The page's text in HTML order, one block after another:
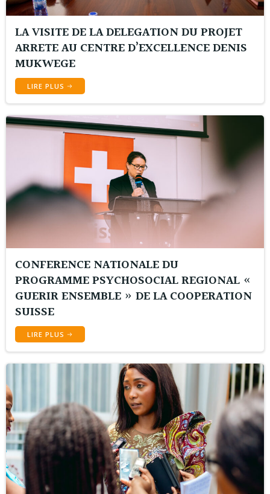
LA VISITE DE LA DELEGATION DU PROJET
ARRETE AU CENTRE D’EXCELLENCE DENIS
MUKWEGE
LIRE PLUS
CONFERENCE NATIONALE DU
PROGRAMME PSYCHOSOCIAL REGIONAL «
GUERIR ENSEMBLE » DE LA COOPERATION
SUISSE
LIRE PLUS